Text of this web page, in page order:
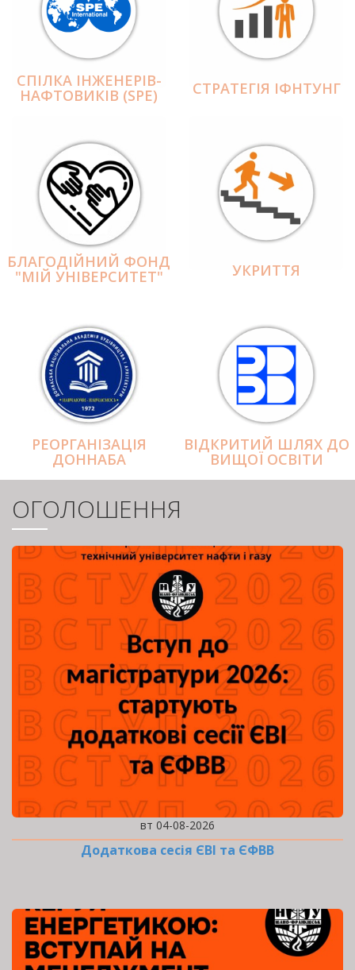
СПІЛКА ІНЖЕНЕРІВ-
НАФТОВИКІВ (SPE) СТРАТЕГІЯ ІФНТУНГ
БЛАГОДІЙНИЙ ФОНД
"МІЙ УНІВЕРСИТЕТ" УКРИТТЯ
РЕОРГАНІЗАЦІЯ
ДОННАБА
ВІДКРИТИЙ ШЛЯХ ДО
ВИЩОЇ ОСВІТИ
ОГОЛОШЕННЯ
вт 04-08-2026
Додаткова сесія ЄВІ та ЄФВВ